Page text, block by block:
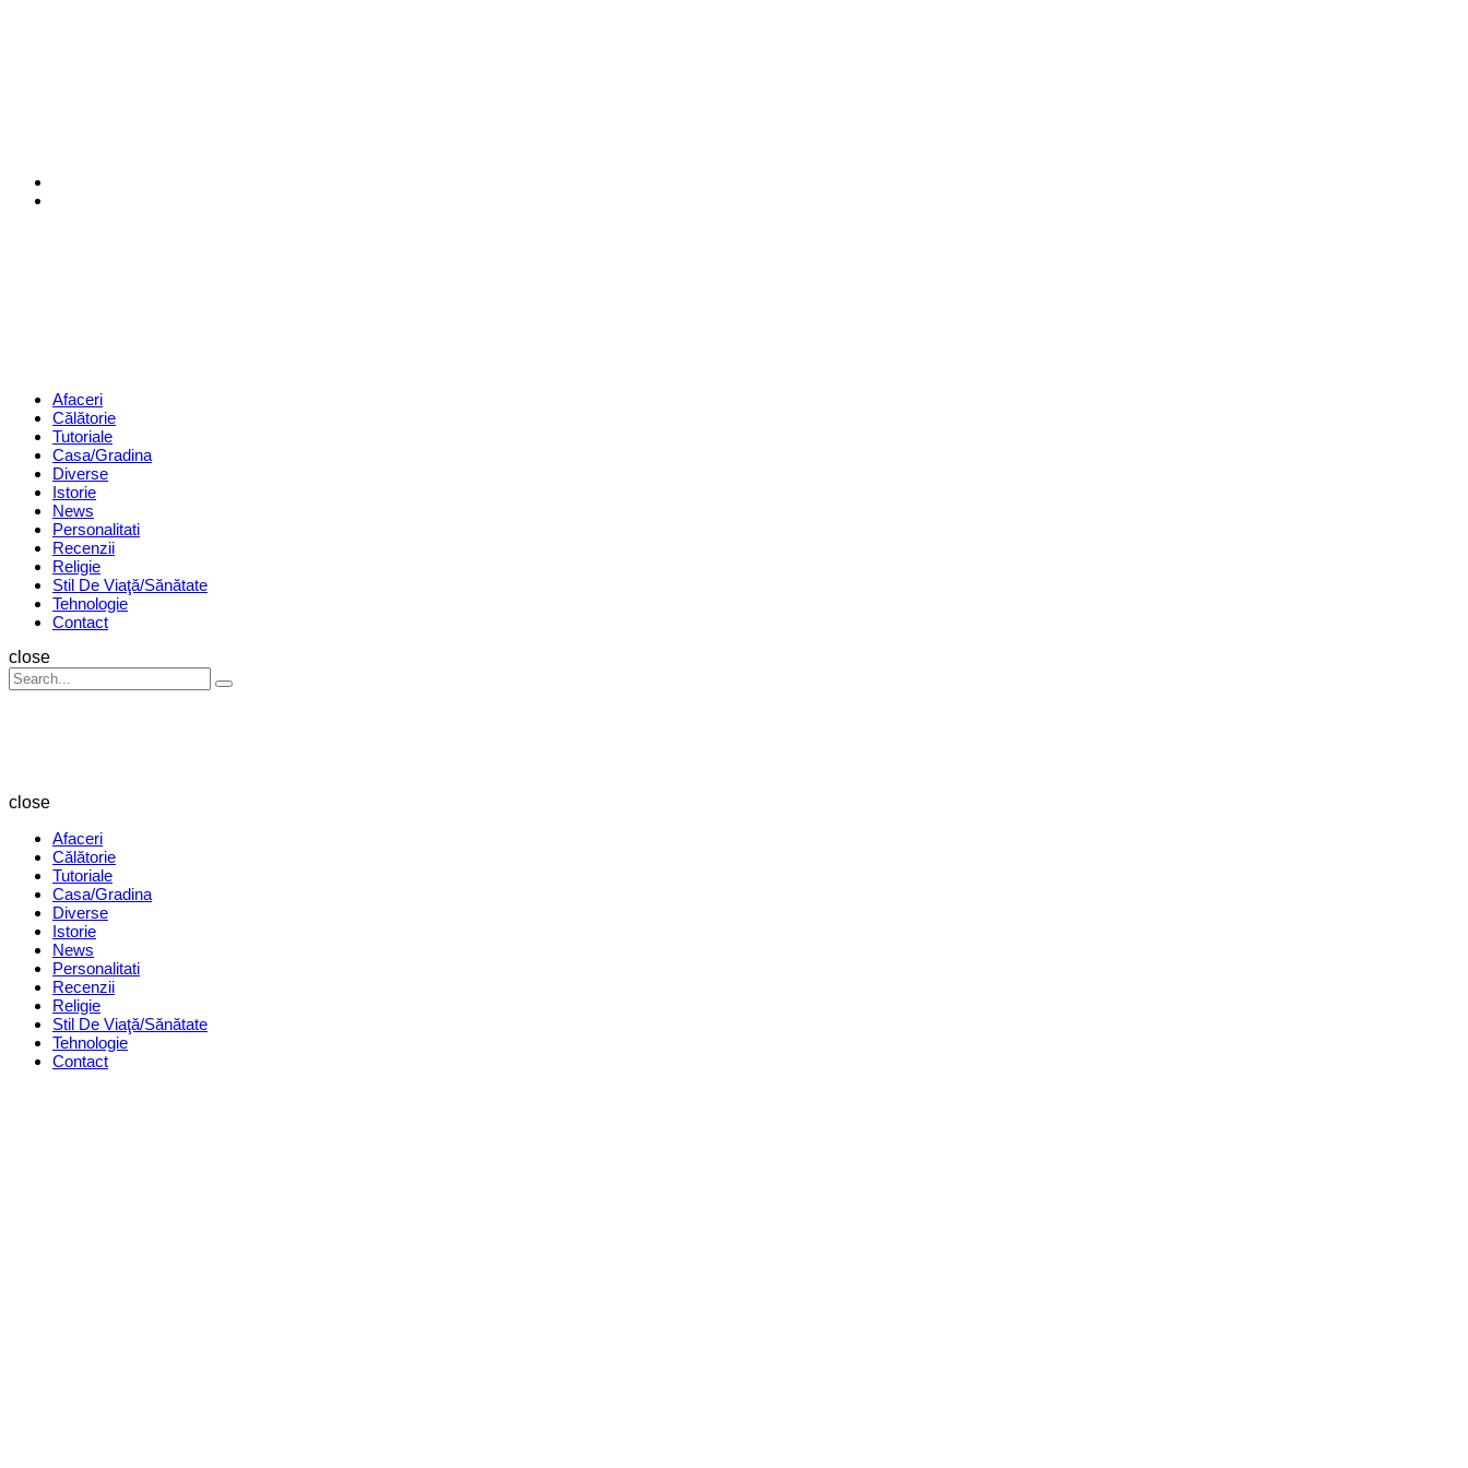
Menu Afaceri
Călătorie
Tutoriale
Casa/Gradina
Diverse
Istorie
News
Personalitati
Recenzii
Religie
Stil De Viaţă/Sănătate
Tehnologie
Contact
Search
close
Search
for:
Search
close
Afaceri
Călătorie
Tutoriale
Casa/Gradina
Diverse
Istorie
News
Personalitati
Recenzii
Religie
Stil De Viaţă/Sănătate
Tehnologie
Contact